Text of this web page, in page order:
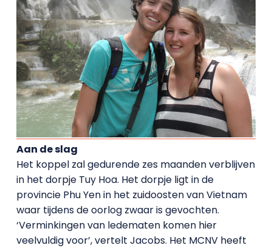
Aan de slag
Het koppel zal gedurende zes maanden verblijven
in het dorpje Tuy Hoa. Het dorpje ligt in de
provincie Phu Yen in het zuidoosten van Vietnam
waar tijdens de oorlog zwaar is gevochten.
‘Verminkingen van ledematen komen hier
veelvuldig voor’, vertelt Jacobs. Het MCNV heeft